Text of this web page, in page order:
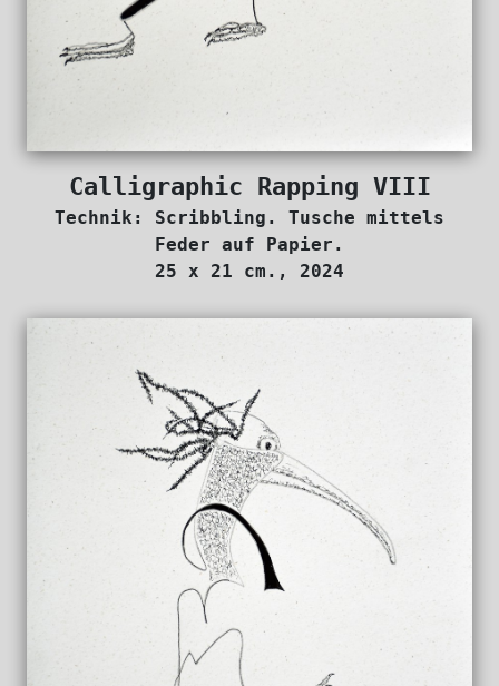
Calligraphic Rapping VIII
Technik: Scribbling. Tusche mittels
Feder auf Papier.
25 x 21 cm., 2024